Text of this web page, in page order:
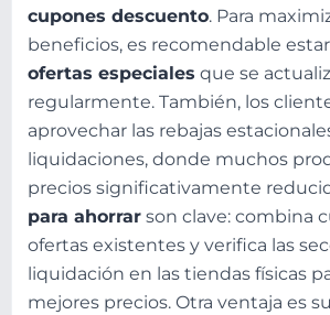
cupones descuento. Para
beneficios, es recomendable
ofertas especiales que se
regularmente. También, los
aprovechar las rebajas
liquidaciones, donde muchos
precios significativamente
para ahorrar son clave: combina
ofertas existentes y verifica las
liquidación en las tiendas físicas
mejores precios. Otra ventaja es